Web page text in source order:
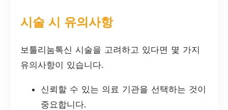
시술 시 유의사항
보툴리눔톡신 시술을 고려하고 있다면 몇 가지
유의사항이 있습니다.
신뢰할 수 있는 의료 기관을 선택하는 것이
중요합니다.